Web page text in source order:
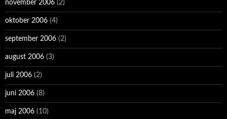
november 2006 (2)
oktober 2006 (4)
september 2006 (2)
august 2006 (3)
juli 2006 (2)
juni 2006 (8)
maj 2006 (10)